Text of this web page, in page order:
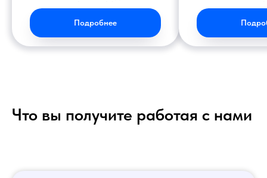
Подробнее
Что вы получите работая с нами